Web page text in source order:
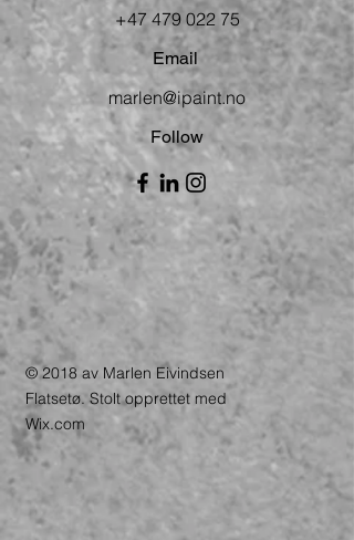
+47 479 022 75
Email
marlen@ipaint.no
Follow
© 2018 av Marlen Eivindsen
Flatsetø. Stolt opprettet med
Wix.com